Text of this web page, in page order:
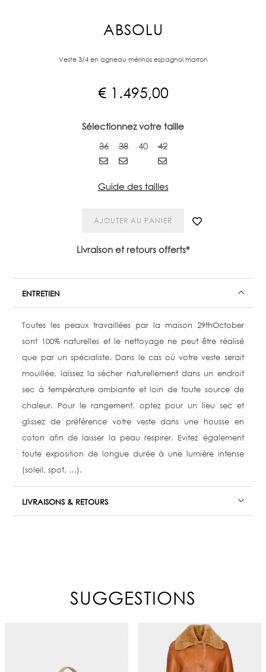
ABSOLU
Veste 3/4 en agneau mérinos espagnol marron
€1.495,00
Sélectionnez votre taille
36
38 40 42
Guide des tailles
AJOUTER AU PANIER
Livraison et retours offerts*
ENTRETIEN
Toutes les peaux travaillées par la maison 29thOctober
sont 100% naturelles et le nettoyage ne peut être réalisé
que par un spécialiste. Dans le cas où votre veste serait
mouillée, laissez la sécher naturellement dans un endroit
sec à température ambiante et loin de toute source de
chaleur. Pour le rangement, optez pour un lieu sec et
glissez de préférence votre veste dans une housse en
coton afin de laisser la peau respirer. Evitez également
toute exposition de longue durée à une lumière intense
(soleil, spot, …).
LIVRAISONS & RETOURS
SUGGESTIONS